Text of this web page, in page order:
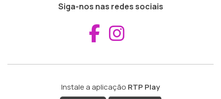
Siga-nos nas redes sociais
Aceder ao
Instale a aplicação RTP Play